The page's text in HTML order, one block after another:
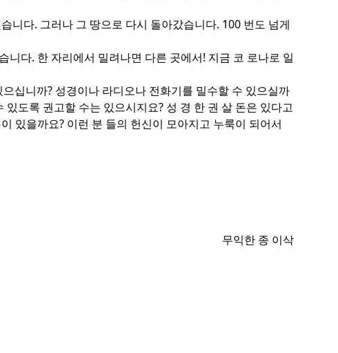
니다. 그러나 그 땅으로 다시 돌아갔습니다. 100 번도 넘게
다. 한 자리에서 밀려나면 다른 곳에서! 지금 코 로나로 일
십니까? 성경이나 라디오나 전화기를 밀수할 수 있으실까
도록 권고할 수는 있으시지요? 성 경 한 권 살 돈은 있다고
있을까요? 이런 분 들의 헌신이 모아지고 누룩이 되어서
무익한 종 이삭